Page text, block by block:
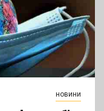
новини